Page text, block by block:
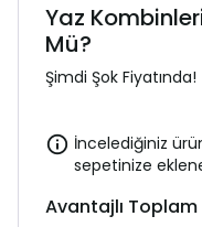
Yaz
Mü?
Şimdi Şok Fiyatında!
İncelediğiniz
sepetinize
Avantajlı Toplam